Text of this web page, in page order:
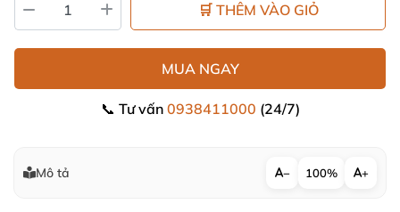
🛒 THÊM VÀO GIỎ
MUA NGAY
📞 Tư vấn 0938411000 (24/7)
Mô tả − 100% +